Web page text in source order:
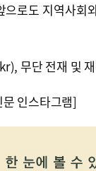
으로도 지역사
무단 전재 및 재
인스타그램]